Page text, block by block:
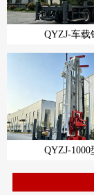
QYZJ-车载
QYZJ-1000